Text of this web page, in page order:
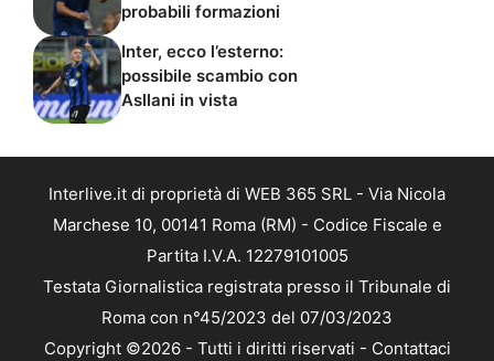
probabili formazioni
Inter, ecco l’esterno:
possibile scambio con
Asllani in vista
Interlive.it di proprietà di WEB 365 SRL - Via Nicola
Marchese 10, 00141 Roma (RM) - Codice Fiscale e
Partita I.V.A. 12279101005
Testata Giornalistica registrata presso il Tribunale di
Roma con n°45/2023 del 07/03/2023
Copyright ©2026 - Tutti i diritti riservati - Contattaci